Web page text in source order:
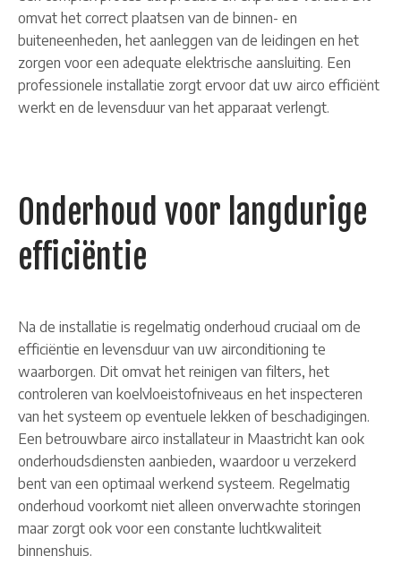
omvat het correct plaatsen van de binnen- en
buiteneenheden, het aanleggen van de leidingen en het
zorgen voor een adequate elektrische aansluiting. Een
professionele installatie zorgt ervoor dat uw airco efficiënt
werkt en de levensduur van het apparaat verlengt.
Onderhoud voor langdurige
efficiëntie
Na de installatie is regelmatig onderhoud cruciaal om de
efficiëntie en levensduur van uw airconditioning te
waarborgen. Dit omvat het reinigen van filters, het
controleren van koelvloeistofniveaus en het inspecteren
van het systeem op eventuele lekken of beschadigingen.
Een betrouwbare airco installateur in Maastricht kan ook
onderhoudsdiensten aanbieden, waardoor u verzekerd
bent van een optimaal werkend systeem. Regelmatig
onderhoud voorkomt niet alleen onverwachte storingen
maar zorgt ook voor een constante luchtkwaliteit
binnenshuis.